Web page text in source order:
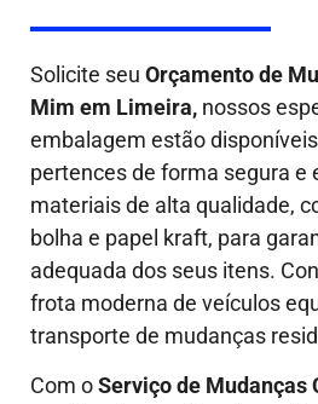
Solicite seu Orçamento de
Mim em Limeira, nossos
embalagem estão
pertences de forma segura e
materiais de alta qualidade,
bolha e papel kraft, para
adequada dos seus itens.
frota moderna de veículos
transporte de mudanças
Com oServiço de Mudanças